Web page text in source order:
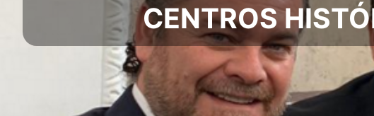
CENTROS